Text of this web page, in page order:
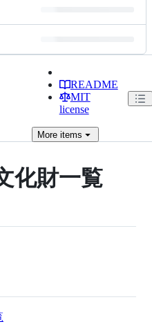
README
MIT
license
Moreitems
化財一覧